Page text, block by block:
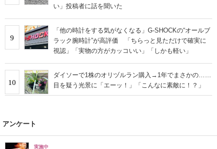
い」投稿者に話を聞いた
9
「他の時計をする気がなくなる」G-SHOCKの“オールブ
ラック腕時計”が高評価 「ちらっと見ただけで確実に
視認」「実物の方がカッコいい」「しかも軽い」
10
ダイソーで1株のオリヅルラン購入→1年でまさかの……
目を疑う光景に「エーッ！」「こんなに素敵に！？」
アンケート
実施中